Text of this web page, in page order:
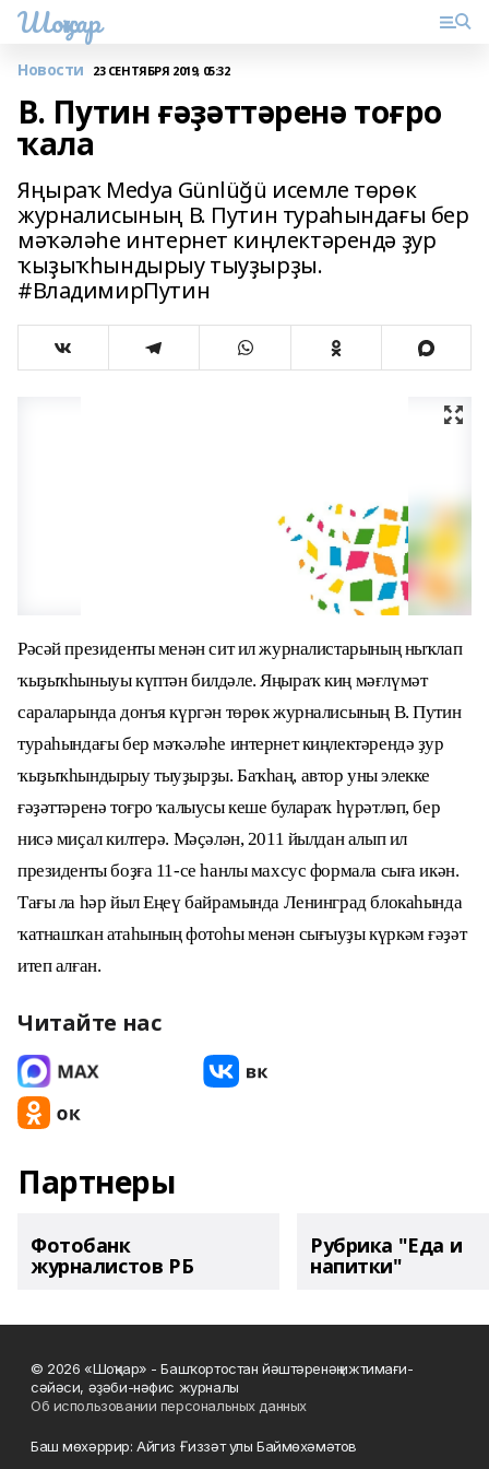
Шоңҡар
Новости 23 СЕНТЯБРЯ 2019, 05:32
В. Путин ғәҙәттәренә тоғро
ҡала
Яңыраҡ Medya Günlüğü исемле төрөк
журналисының В. Путин тураһындағы бер
мәҡәләһе интернет киңлектәрендә ҙур
ҡыҙыҡһындырыу тыуҙырҙы.
#ВладимирПутин
Рәсәй президенты менән сит ил журналистарының ныҡлап
ҡыҙыҡһыныуы күптән билдәле. Яңыраҡ киң мәғлүмәт
сараларында донъя күргән төрөк журналисының В. Путин
тураһындағы бер мәҡәләһе интернет киңлектәрендә ҙур
ҡыҙыҡһындырыу тыуҙырҙы. Баҡһаң, автор уны элекке
ғәҙәттәренә тоғро ҡалыусы кеше булараҡ һүрәтләп, бер
нисә миҫал килтерә. Мәҫәлән, 2011 йылдан алып ил
президенты боҙға 11-се һанлы махсус формала сыға икән.
Тағы ла һәр йыл Еңеү байрамында Ленинград блокаһында
ҡатнашҡан атаһының фотоһы менән сығыуҙы күркәм ғәҙәт
итеп алған.
Читайте нас
Партнеры
Фотобанк
журналистов РБ
Рубрика "Еда и
напитки"
© 2026 «Шоңҡар» - Башҡортостан йәштәренәң ижтимағи-
сәйәси, әҙәби-нәфис журналы
Об использовании персональных данных
Баш мөхәррир: Айгиз Ғиззәт улы Баймөхәмәтов